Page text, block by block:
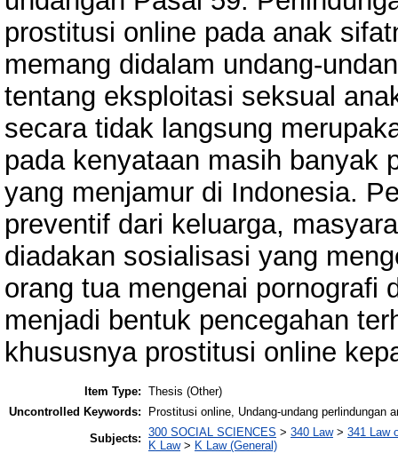
prostitusi online pada anak
memang didalam undang-
tentang eksploitasi seksual
secara tidak langsung
pada kenyataan masih banyak
yang menjamur di Indonesia.
preventif dari keluarga,
diadakan sosialisasi yang
orang tua mengenai pornografi
menjadi bentuk pencegahan
khususnya prostitusi online
Item Type: Thesis (Other)
Uncontrolled Keywords:
Prostitusi online, Undang-undang perlindungan
Subjects: 300 SOCIAL SCIENCES > 340 Law> 341 Law
K Law> K Law (General)